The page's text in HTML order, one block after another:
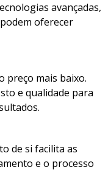
avançadas,
oferecer
preço mais baixo.
e qualidade para
de si facilita as
e o processo